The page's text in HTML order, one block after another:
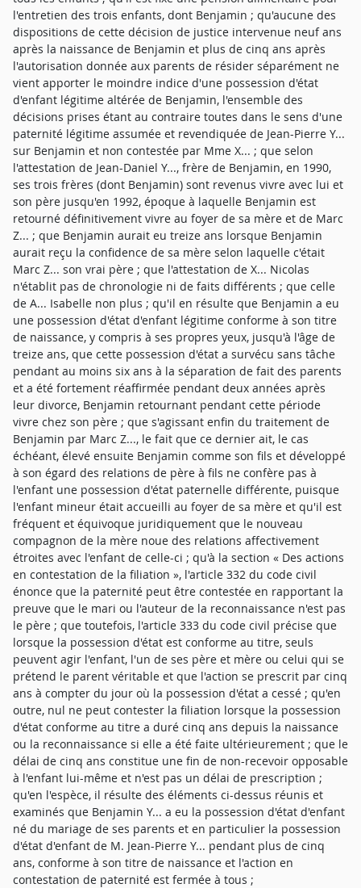
l'entretien des trois enfants, dont Benjamin ; qu'aucune des
dispositions de cette décision de justice intervenue neuf ans
après la naissance de Benjamin et plus de cinq ans après
l'autorisation donnée aux parents de résider séparément ne
vient apporter le moindre indice d'une possession d'état
d'enfant légitime altérée de Benjamin, l'ensemble des
décisions prises étant au contraire toutes dans le sens d'une
paternité légitime assumée et revendiquée de Jean-Pierre Y...
sur Benjamin et non contestée par Mme X... ; que selon
l'attestation de Jean-Daniel Y..., frère de Benjamin, en 1990,
ses trois frères (dont Benjamin) sont revenus vivre avec lui et
son père jusqu'en 1992, époque à laquelle Benjamin est
retourné définitivement vivre au foyer de sa mère et de Marc
Z... ; que Benjamin aurait eu treize ans lorsque Benjamin
aurait reçu la confidence de sa mère selon laquelle c'était
Marc Z... son vrai père ; que l'attestation de X... Nicolas
n'établit pas de chronologie ni de faits différents ; que celle
de A... Isabelle non plus ; qu'il en résulte que Benjamin a eu
une possession d'état d'enfant légitime conforme à son titre
de naissance, y compris à ses propres yeux, jusqu'à l'âge de
treize ans, que cette possession d'état a survécu sans tâche
pendant au moins six ans à la séparation de fait des parents
et a été fortement réaffirmée pendant deux années après
leur divorce, Benjamin retournant pendant cette période
vivre chez son père ; que s'agissant enfin du traitement de
Benjamin par Marc Z..., le fait que ce dernier ait, le cas
échéant, élevé ensuite Benjamin comme son fils et développé
à son égard des relations de père à fils ne confère pas à
l'enfant une possession d'état paternelle différente, puisque
l'enfant mineur était accueilli au foyer de sa mère et qu'il est
fréquent et équivoque juridiquement que le nouveau
compagnon de la mère noue des relations affectivement
étroites avec l'enfant de celle-ci ; qu'à la section « Des actions
en contestation de la filiation », l'article 332 du code civil
énonce que la paternité peut être contestée en rapportant la
preuve que le mari ou l'auteur de la reconnaissance n'est pas
le père ; que toutefois, l'article 333 du code civil précise que
lorsque la possession d'état est conforme au titre, seuls
peuvent agir l'enfant, l'un de ses père et mère ou celui qui se
prétend le parent véritable et que l'action se prescrit par cinq
ans à compter du jour où la possession d'état a cessé ; qu'en
outre, nul ne peut contester la filiation lorsque la possession
d'état conforme au titre a duré cinq ans depuis la naissance
ou la reconnaissance si elle a été faite ultérieurement ; que le
délai de cinq ans constitue une fin de non-recevoir opposable
à l'enfant lui-même et n'est pas un délai de prescription ;
qu'en l'espèce, il résulte des éléments ci-dessus réunis et
examinés que Benjamin Y... a eu la possession d'état d'enfant
né du mariage de ses parents et en particulier la possession
d'état d'enfant de M. Jean-Pierre Y... pendant plus de cinq
ans, conforme à son titre de naissance et l'action en
contestation de paternité est fermée à tous ;